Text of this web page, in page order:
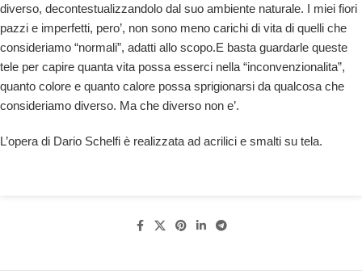
diverso, decontestualizzandolo dal suo ambiente naturale. I miei fiori
pazzi e imperfetti, pero’, non sono meno carichi di vita di quelli che
consideriamo “normali”, adatti allo scopo.E basta guardarle queste
tele per capire quanta vita possa esserci nella “inconvenzionalita”,
quanto colore e quanto calore possa sprigionarsi da qualcosa che
consideriamo diverso. Ma che diverso non e’.
L’opera di Dario Schelfi è realizzata ad acrilici e smalti su tela.